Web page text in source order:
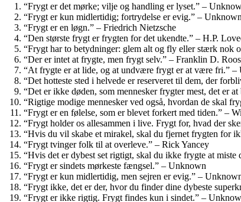
“Frygt er det mørke; vilje og handling er lyset.” –
“Frygt er kun midlertidig; fortrydelse er evig.” – Unknown
“Frygt er en løgn.” – Friedrich Nietzsche
“Den største frygt er frygten for det ukendte.” – H.P.
“Frygt har to betydninger: glem alt og fly eller stærk nok
“Der er intet at frygte, men frygt selv.” – Franklin D.
“At frygte er at lide, og at undvære frygt er at være fri.” –
“Det hotteste sted i helvede er reserveret til dem, der
“Det er ikke døden, som mennesker frygter mest, det er
“Rigtige modige mennesker ved også, hvordan de skal
“Frygt er en følelse, som er blevet forkert med tiden.” –
“Frygt holder os allesammen i live. Frygt for, hvad der
“Hvis du vil skabe et mirakel, skal du fjernet frygten for
“Frygt tvinger folk til at overleve.” – Rick Yancey
“Hvis det er dybest set rigtigt, skal du ikke frygte at miste
“Frygt er sindets mørkeste fængsel.” – Unknown
“Frygt er kun midlertidig, men sejren er evig.” –
“Frygt ikke, det er der, hvor du finder dine dybeste
“Frygt er ikke rigtig. Frygt findes kun i sindet.” –